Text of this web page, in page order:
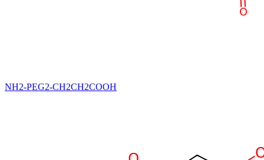
NH2-PEG2-CH2CH2COOH